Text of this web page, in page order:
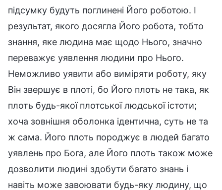
підсумку будуть поглинені Його роботою. І
результат, якого досягла Його робота, тобто
знання, яке людина має щодо Нього, значно
переважує уявлення людини про Нього.
Неможливо уявити або виміряти роботу, яку
Він звершує в плоті, бо Його плоть не така, як
плоть будь-якої плотської людської істоти;
хоча зовнішня оболонка ідентична, суть не та
ж сама. Його плоть породжує в людей багато
уявлень про Бога, але Його плоть також може
дозволити людині здобути багато знань і
навіть може завоювати будь-яку людину, що